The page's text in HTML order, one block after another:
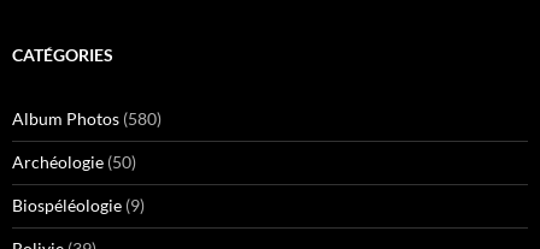
CATÉGORIES
Album Photos (580)
Archéologie (50)
Biospéléologie (9)